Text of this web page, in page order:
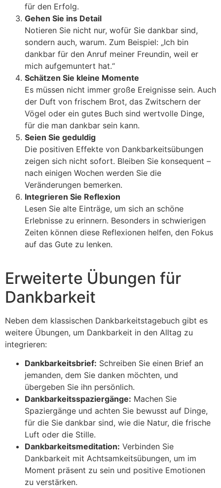
für den Erfolg.
Gehen Sie ins Detail
Notieren Sie nicht nur, wofür Sie dankbar sind,
sondern auch, warum. Zum Beispiel: „Ich bin
dankbar für den Anruf meiner Freundin, weil er
mich aufgemuntert hat.“
Schätzen Sie kleine Momente
Es müssen nicht immer große Ereignisse sein. Auch
der Duft von frischem Brot, das Zwitschern der
Vögel oder ein gutes Buch sind wertvolle Dinge,
für die man dankbar sein kann.
Seien Sie geduldig
Die positiven Effekte von Dankbarkeitsübungen
zeigen sich nicht sofort. Bleiben Sie konsequent –
nach einigen Wochen werden Sie die
Veränderungen bemerken.
Integrieren Sie Reflexion
Lesen Sie alte Einträge, um sich an schöne
Erlebnisse zu erinnern. Besonders in schwierigen
Zeiten können diese Reflexionen helfen, den Fokus
auf das Gute zu lenken.
Erweiterte Übungen für
Dankbarkeit
Neben dem klassischen Dankbarkeitstagebuch gibt es
weitere Übungen, um Dankbarkeit in den Alltag zu
integrieren:
Dankbarkeitsbrief: Schreiben Sie einen Brief an
jemanden, dem Sie danken möchten, und
übergeben Sie ihn persönlich.
Dankbarkeitsspaziergänge: Machen Sie
Spaziergänge und achten Sie bewusst auf Dinge,
für die Sie dankbar sind, wie die Natur, die frische
Luft oder die Stille.
Dankbarkeitsmeditation: Verbinden Sie
Dankbarkeit mit Achtsamkeitsübungen, um im
Moment präsent zu sein und positive Emotionen
zu verstärken.